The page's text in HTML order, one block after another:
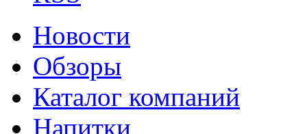
Новости
Обзоры
Каталог компаний
Напитки